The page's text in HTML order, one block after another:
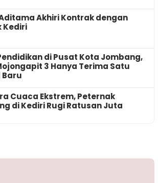
Akhiri Kontrak dengan
Kediri
di Pusat Kota Jombang,
3 Hanya Terima Satu
Baru
Cuaca Ekstrem, Peternak
di Kediri Rugi Ratusan Juta